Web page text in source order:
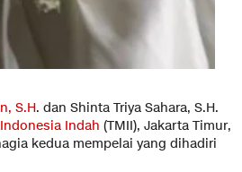
S.H. dan Shinta Triya Sahara, S.H.
Indah (TMII), Jakarta Timur,
kedua mempelai yang dihadiri